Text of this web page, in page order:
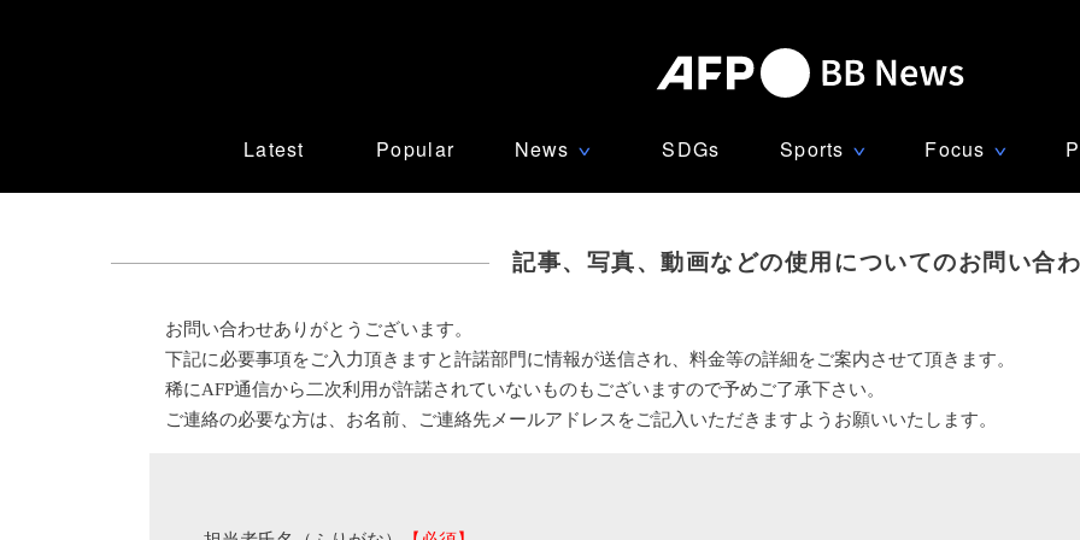
Latest Popular News ∨ SDGs Sports ∨ Focus ∨
記事、写真、動画などの使用についてのお問い合
お問い合わせありがとうございます。
下記に必要事項をご入力頂きますと許諾部門に情報が送信され、料金等の詳細をご案内させて頂きます。
稀にAFP通信から二次利用が許諾されていないものもございますので予めご了承下さい。
ご連絡の必要な方は、お名前、ご連絡先メールアドレスをご記入いただきますようお願いいたします。